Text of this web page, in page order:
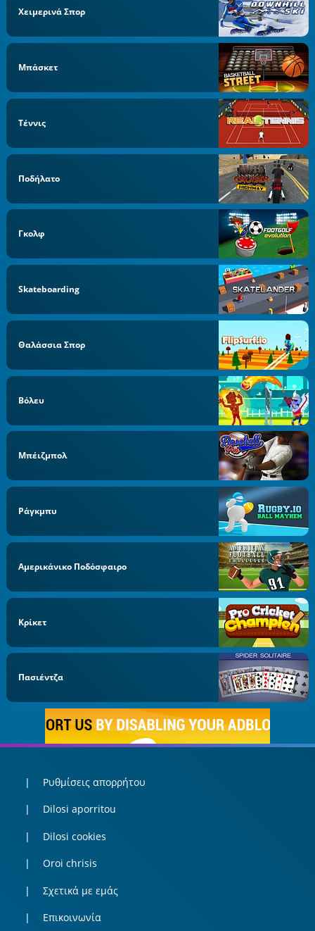
Χειμερινά Σπορ
Μπάσκετ
Τέννις
Ποδήλατο
Γκολφ
Skateboarding
Θαλάσσια Σπορ
Βόλευ
Μπέιζμπολ
Ράγκμπυ
Αμερικάνικο Ποδόσφαιρο
Κρίκετ
Πασιέντζα
Ρυθμίσεις απορρήτου
Dilosi aporritou
Dilosi cookies
Oroi chrisis
Σχετικά με εμάς
Επικοινωνία